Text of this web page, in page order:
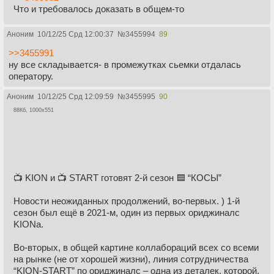
Что и требовалось доказать в общем-то
Аноним 10/12/25 Срд 12:00:37 №3455994 89
>>3455991
ну все складывается- в промежутках сьемки отдалась
оператору.
Аноним 10/12/25 Срд 12:09:59 №3455995 90
88Кб, 1000x551
📺 KION и 📺 START готовят 2-й сезон 🟦 “КОСЫ”
Новости неожиданных продолжений, во-первых. ) 1-й
сезон был ещё в 2021-м, один из первых ориджиналс
KIONа.
Во-вторых, в общей картине коллабораций всех со всеми
на рынке (не от хорошей жизни), линия сотрудничества
“KION-START” по ориджиналс – одна из деталек, которой,